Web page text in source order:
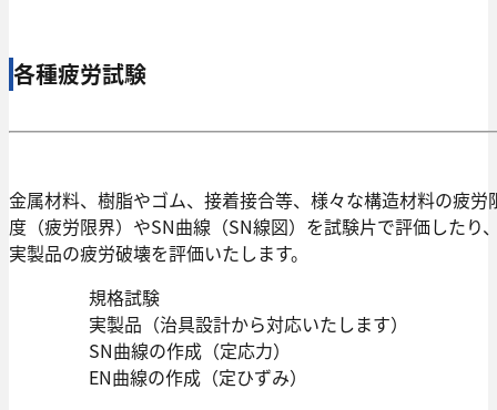
各種疲労試験
金属材料、樹脂やゴム、接着接合等、様々な構造材料の疲労
度（疲労限界）やSN曲線（SN線図）を試験片で評価したり
実製品の疲労破壊を評価いたします。
規格試験
実製品（治具設計から対応いたします）
SN曲線の作成（定応力）
EN曲線の作成（定ひずみ）